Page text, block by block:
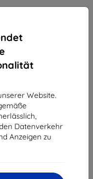
Website.
Datenverkehr
Anzeigen zu
«